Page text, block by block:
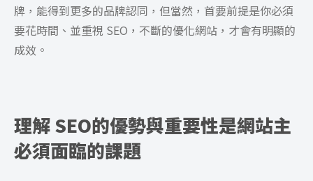
牌，能得到更多的品牌認同，但當然，首要前提是你必須
要花時間、並重視 SEO，不斷的優化網站，才會有明顯的
成效。
理解 SEO的優勢與重要性是網站主
必須面臨的課題